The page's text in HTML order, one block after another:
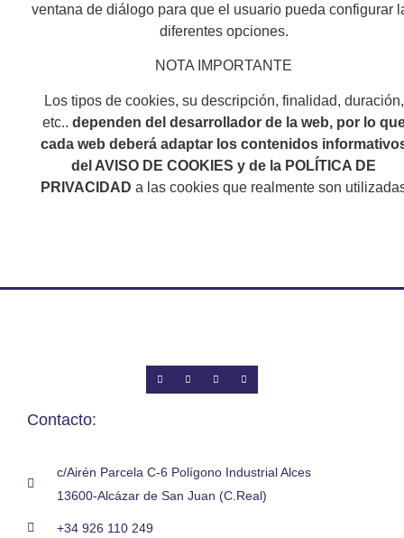
ventana de diálogo para que el usuario pueda configurar
diferentes opciones.
NOTA IMPORTANTE
Los tipos de cookies, su descripción, finalidad, duración,
etc.. dependen del desarrollador de la web, por lo
cada web deberá adaptar los contenidos
del AVISO DE COOKIES y de la POLÍTICA DE
PRIVACIDAD a las cookies que realmente son
Contacto:
c/Airén Parcela C-6 Polígono Industrial Alces
13600-Alcázar de San Juan (C.Real)
+34 926 110 249